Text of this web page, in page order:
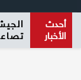
أخبار محلية
أحدث
الأخبار